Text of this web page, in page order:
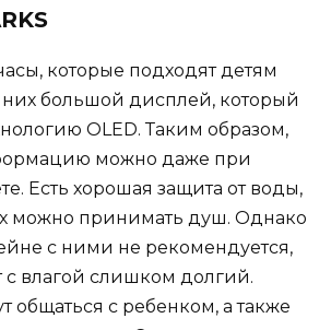
которые подходят детям
них большой дисплей, который
OLED. Таким образом,
можно даже при
Есть хорошая защита от воды,
можно принимать душ. Однако
с ними не рекомендуется,
с влагой слишком долгий.
общаться с ребенком, а также